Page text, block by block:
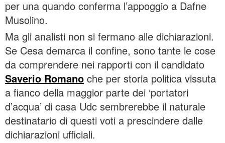
per una quando conferma l’appoggio a Dafne
Musolino.
Ma gli analisti non si fermano alle dichiarazioni.
Se Cesa demarca il confine, sono tante le cose
da comprendere nei rapporti con il candidato
Saverio Romano che per storia politica vissuta
a fianco della maggior parte dei ‘portatori
d’acqua’ di casa Udc sembrerebbe il naturale
destinatario di questi voti a prescindere dalle
dichiarazioni ufficiali.